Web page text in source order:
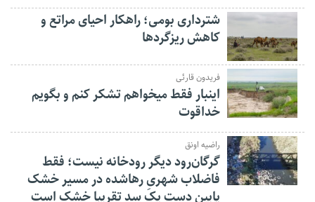
شترداری بومی؛ راهکار احیای مراتع و
کاهش ریزگردها
فریدون قارئی
اینبار فقط میخواهم تشکر کنم و بگویم
خداقوت
راضیه اونق
گرگان‌رود دیگر رودخانه نیست؛ فقط
فاضلاب شهریِ رهاشده در مسیر خشک
پایین دست یک سد تقریبا خشک است